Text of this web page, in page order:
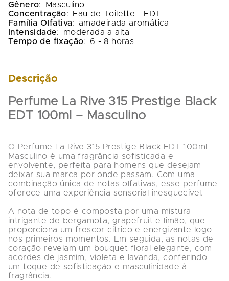
Gênero:
Masculino
Concentração:
Eau de Toilette - EDT
Família Olfativa:
amadeirada aromática
Intensidade:
moderada a alta
Tempo de fixação: 6 - 8 horas
Descrição
Perfume La Rive 315 Prestige Black
EDT 100ml – Masculino
O Perfume La Rive 315 Prestige Black EDT 100ml -
Masculino é uma fragrância sofisticada e
envolvente, perfeita para homens que desejam
deixar sua marca por onde passam. Com uma
combinação única de notas olfativas, esse perfume
oferece uma experiência sensorial inesquecível.
A nota de topo é composta por uma mistura
intrigante de bergamota, grapefruit e limão, que
proporciona um frescor cítrico e energizante logo
nos primeiros momentos. Em seguida, as notas de
coração revelam um bouquet floral elegante, com
acordes de jasmim, violeta e lavanda, conferindo
um toque de sofisticação e masculinidade à
fragrância.